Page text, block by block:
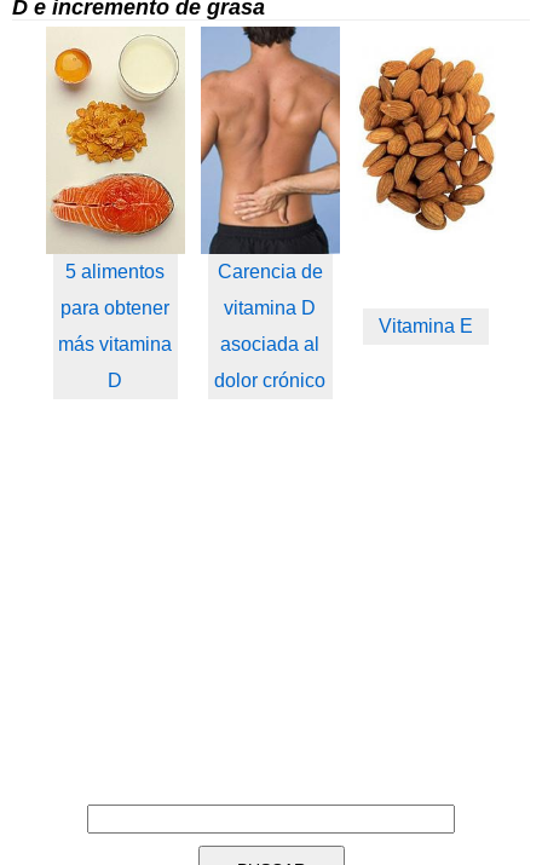
D e incremento de grasa
5 alimentos
para obtener
más vitamina
D
Carencia de
vitamina D
asociada al
dolor crónico
Vitamina E